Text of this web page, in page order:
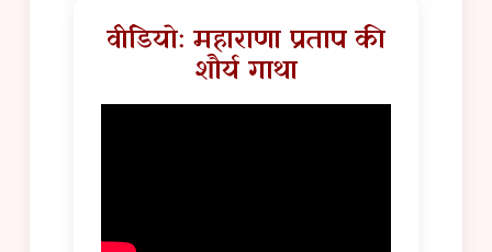
वीडियो: महाराणा प्रताप की
शौर्य गाथा